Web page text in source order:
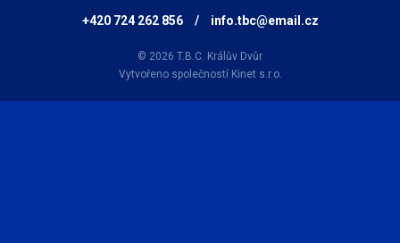
+420 724 262 856
/ info.tbc@email.cz
© 2026 T.B.C. Králův Dvůr
Vytvořeno společností Kinet s.r.o.